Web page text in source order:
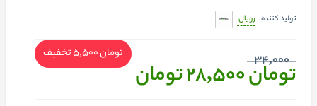
تولید کننده: رویال
34,000
تومان 28,500 تومان
تومان 5,500 تخفیف